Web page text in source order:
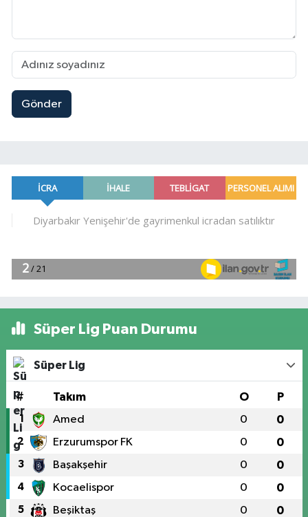
Gönder
Süper Lig Puan Durumu
Süper Lig
# Takım O P
1 Amed 0 0
2 Erzurumspor FK 0 0
3 Başakşehir 0 0
4 Kocaelispor 0 0
5 Beşiktaş 0 0